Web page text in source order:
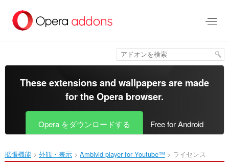
メ
ツ
移
These extensions and wallpapers are made
for theOpera browser.
Opera をダウンロードする Free for Android
拡張機能 外観・表示 Ambivid player for Youtube™‎ ライセンス